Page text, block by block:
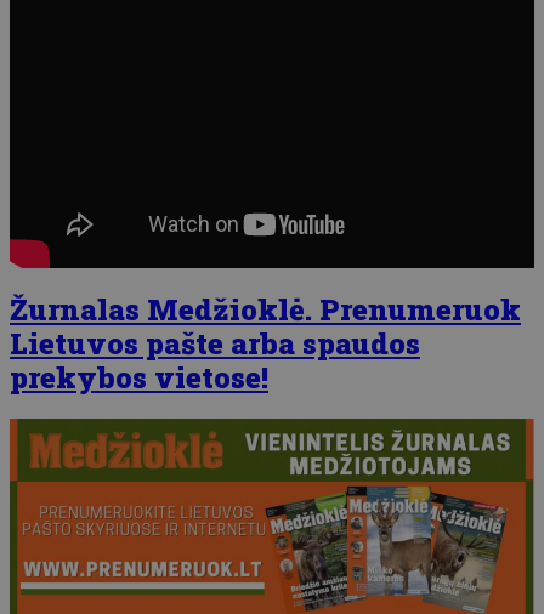
Žurnalas Medžioklė. Prenumeruok
Lietuvos pašte arba spaudos
prekybos vietose!